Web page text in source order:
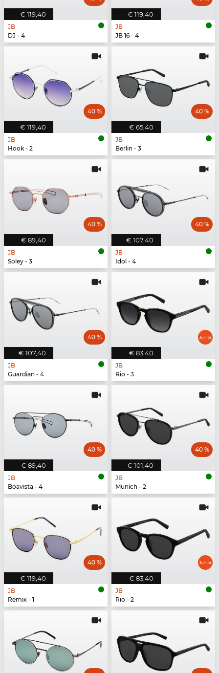
€ 119,40
JB
DJ - 4
€ 119,40
JB
JB 16 - 4
€ 119,40
40 %
JB
Hook - 2
€ 65,40
40 %
JB
Berlin - 3
€ 89,40
40 %
JB
Soley - 3
€ 107,40
40 %
JB
Idol - 4
€ 107,40
40 %
JB
Guardian - 4
€ 83,40
JB
Rio - 3
€ 89,40
40 %
JB
Boavista - 4
€ 101,40
40 %
JB
Munich - 2
€ 119,40
40 %
JB
Remix - 1
€ 83,40
JB
Rio - 2